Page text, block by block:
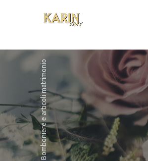
Bomboniere e articoli matrimonio